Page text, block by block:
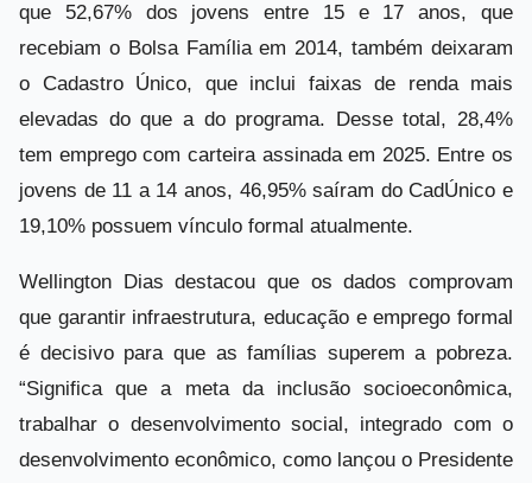
que 52,67% dos jovens entre 15 e 17 anos, que
recebiam o Bolsa Família em 2014, também deixaram
o Cadastro Único, que inclui faixas de renda mais
elevadas do que a do programa. Desse total, 28,4%
tem emprego com carteira assinada em 2025. Entre os
jovens de 11 a 14 anos, 46,95% saíram do CadÚnico e
19,10% possuem vínculo formal atualmente.
Wellington Dias destacou que os dados comprovam
que garantir infraestrutura, educação e emprego formal
é decisivo para que as famílias superem a pobreza.
“Significa que a meta da inclusão socioeconômica,
trabalhar o desenvolvimento social, integrado com o
desenvolvimento econômico, como lançou o Presidente